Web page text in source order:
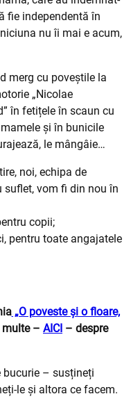
fie independentă în
nu îi mai e acum,
merg cu poveștile la
„Nicolae
în fetițele în scaun cu
și în bunicile
le mângâie…
noi, echipa de
suflet, vom fi din nou în
copii;
pentru toate angajatele
„O poveste și o floare,
multe – AICI – despre
bucurie – susțineți
le și altora ce facem.